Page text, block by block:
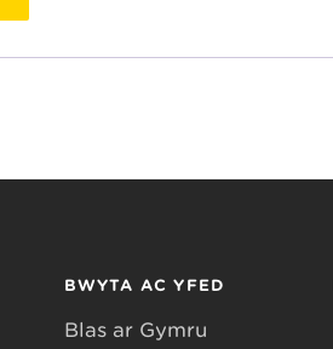
BWYTA AC YFED
Blas ar Gymru